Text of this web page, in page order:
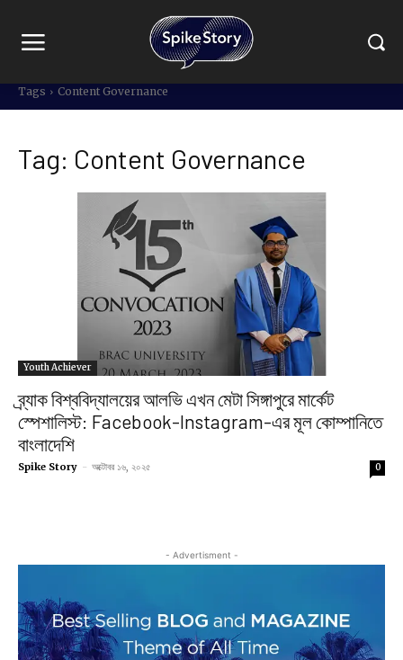
Tags Content Governance
Tag: Content Governance
Youth Achiever
ব্র্যাক বিশ্ববিদ্যালয়ের আলভি এখন মেটা সিঙ্গাপুরে মার্কেট
স্পেশালিস্ট: Facebook-Instagram-এর মূল কোম্পানিতে
বাংলাদেশি
Spike Story - অক্টোবর ১৬, ২০২৫ 0
- Advertisment -